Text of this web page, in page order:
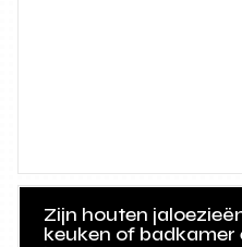
Zijn houten
keuken of badkamer